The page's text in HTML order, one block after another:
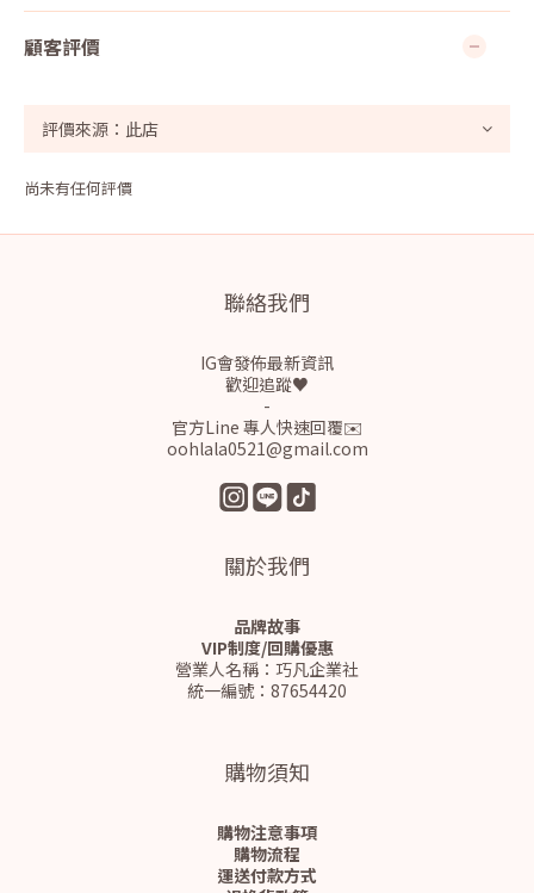
顧客評價
尚未有任何評價
聯絡我們
IG會發佈最新資訊
歡迎追蹤♥
-
官方Line 專人快速回覆✉️
oohlala0521@gmail.com
關於我們
品牌故事
VIP制度/回購優惠
營業人名稱：巧凡企業社
統一編號：87654420
購物須知
購物注意事項
購物流程
運送付款方式